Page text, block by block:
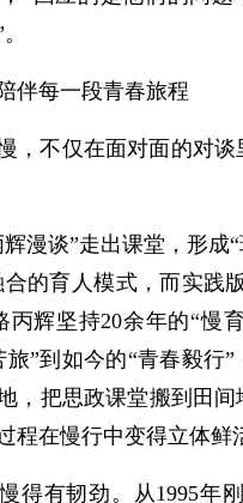
伴每一段青春旅程
，不仅在面对面的对谈
漫谈”走出课堂，形成“
合的育人模式，而实践
辉坚持20余年的“慢育
”到如今的“青春毅行”
，把思政课堂搬到田间
程在慢行中变得立体鲜
得有韧劲。从1995年